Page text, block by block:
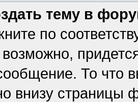
тему в
по
То что
внизу страницы